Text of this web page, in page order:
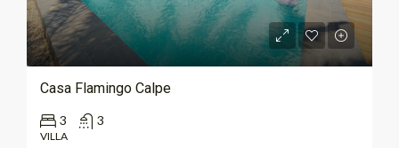
Casa Flamingo Calpe
3 3
VILLA